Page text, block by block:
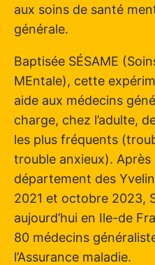
aux soins de santé
générale.
Baptisée SÉSAME
MEntale), cette
aide aux médecins
charge, chez l’adulte,
les plus fréquents
trouble anxieux).
département des
2021 et octobre 2023,
aujourd’hui en Ile-de
80 médecins
l’Assurance maladie.